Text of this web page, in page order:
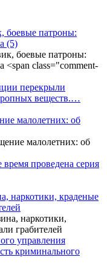
боевые патроны:
(5)
перекрыли
веществ.…
малолетних: об
проведена серия
наркотики, краденые
управления
криминального